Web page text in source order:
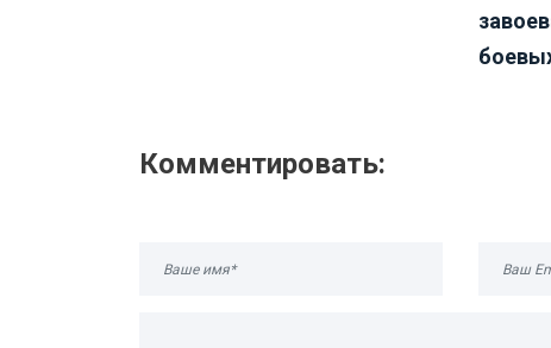
Комментировать: